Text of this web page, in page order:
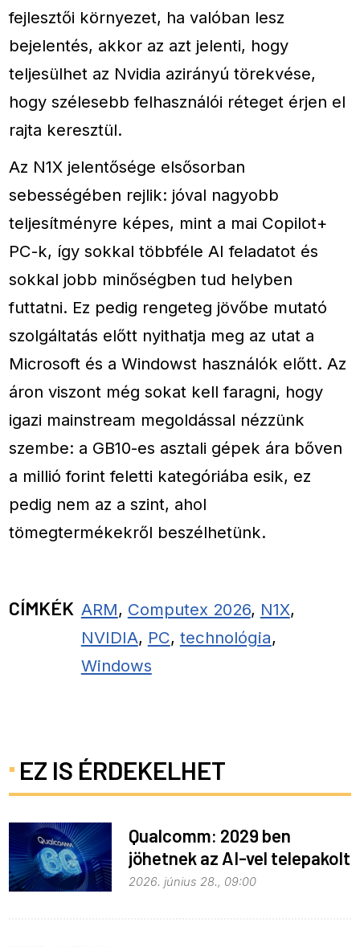
fejlesztői környezet, ha valóban lesz
bejelentés, akkor az azt jelenti, hogy
teljesülhet az Nvidia azirányú törekvése,
hogy szélesebb felhasználói réteget érjen el
rajta keresztül.
Az N1X jelentősége elsősorban
sebességében rejlik: jóval nagyobb
teljesítményre képes, mint a mai Copilot+
PC-k, így sokkal többféle AI feladatot és
sokkal jobb minőségben tud helyben
futtatni. Ez pedig rengeteg jövőbe mutató
szolgáltatás előtt nyithatja meg az utat a
Microsoft és a Windowst használók előtt. Az
áron viszont még sokat kell faragni, hogy
igazi mainstream megoldással nézzünk
szembe: a GB10-es asztali gépek ára bőven
a millió forint feletti kategóriába esik, ez
pedig nem az a szint, ahol
tömegtermékekről beszélhetünk.
CÍMKÉK ARM, Computex 2026, N1X,
NVIDIA, PC, technológia,
Windows
EZ IS ÉRDEKELHET
Qualcomm: 2029 ben
jöhetnek az AI-vel telepakolt
6G-s telefonok
2026. június 28., 09:00